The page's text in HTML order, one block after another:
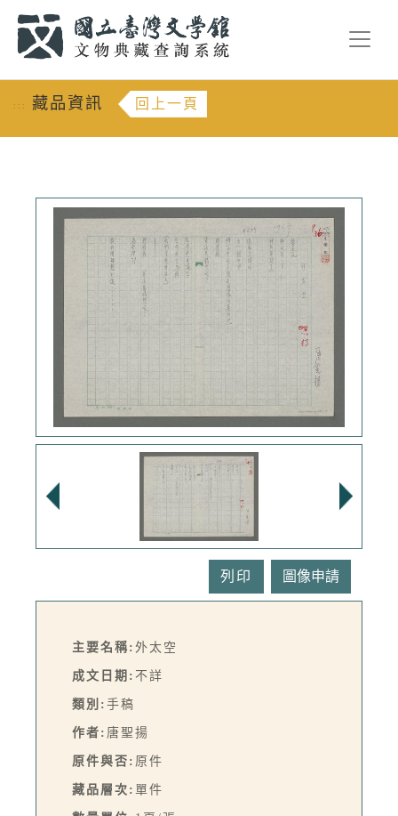
::: 藏品資訊 回上一頁
列印
主要名稱: 外太空
成文日期: 不詳
類別: 手稿
作者: 唐聖揚
原件與否: 原件
藏品層次: 單件